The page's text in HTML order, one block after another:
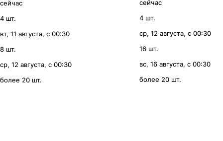
сейчас
4 шт.
вт, 11 августа, с 00:30
8 шт.
ср, 12 августа, с 00:30
более 20 шт.
сейчас
4 шт.
ср, 12 августа, с 00:30
16 шт.
вс, 16 августа, с 00:30
более 20 шт.